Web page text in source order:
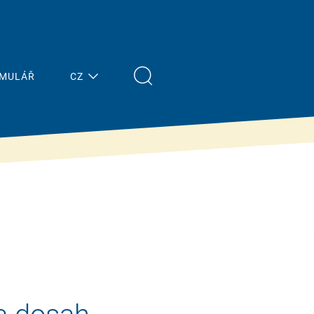
CZ
Nejnovější